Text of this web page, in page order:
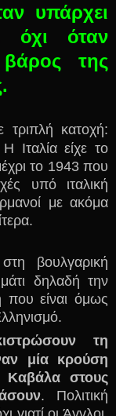
υπάρχει
όχι όταν
της
τριπλή κατοχή:
Ιταλία είχε το
το 1943 που
υπό ιταλική
με ακόμα
βουλγαρική
δηλαδή την
που είναι όμως
τη
μία κρούση
Καβάλα στους
. Πολιτική